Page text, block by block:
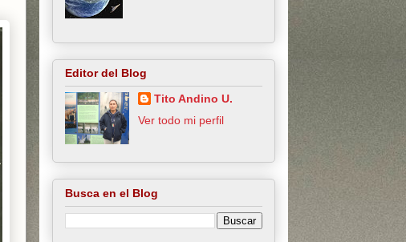
Editor del Blog
Tito Andino U.
Ver todo mi perfil
Busca en el Blog